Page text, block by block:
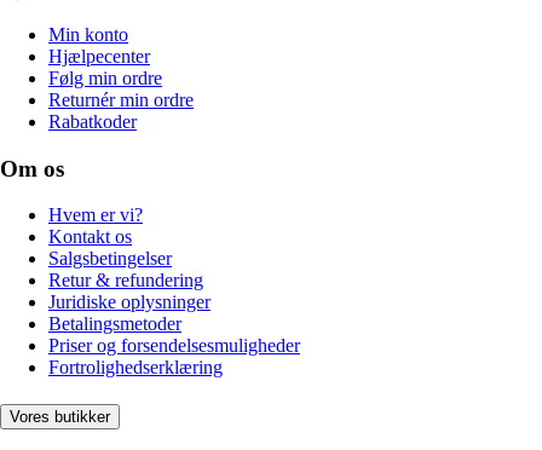
Min konto
Hjælpecenter
Følg min ordre
Returnér min ordre
Rabatkoder
Om os
Hvem er vi?
Kontakt os
Salgsbetingelser
Retur & refundering
Juridiske oplysninger
Betalingsmetoder
Priser og forsendelsesmuligheder
Fortrolighedserklæring
Vores butikker